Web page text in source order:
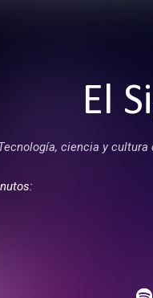
El
ciencia y